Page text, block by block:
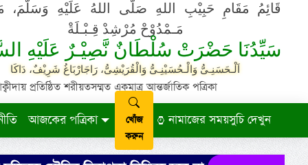
قَائِمُ مَقَامِ حَبِيْبِ اللهِ صَلَّى اللهُ عَلَيْهِ وَسَلَّمَ،
مَـمْدُوْحْ مُرْشِدْ قِـبْـلَةْ
سَيِّدُنَا حَضْرَتْ سُلْطَانٌ نَّصِيْـرٌ عَلَيْهِ
اَلْـحَسَنِـىُّ وَالْـحُسَيْنِـىُّ وَالْقُرَيْشِىُّ، رَاجَارْبَاغُ شَرِيْفٌ، دَاكَا
প্রতিষ্ঠিত শরীয়তসম্মত একমাত্র আন্তর্জাতিক পত্রিকা
আজকের পত্রিকা
খোঁজ
করুন
নামাজের সময়সুচি দেখুন